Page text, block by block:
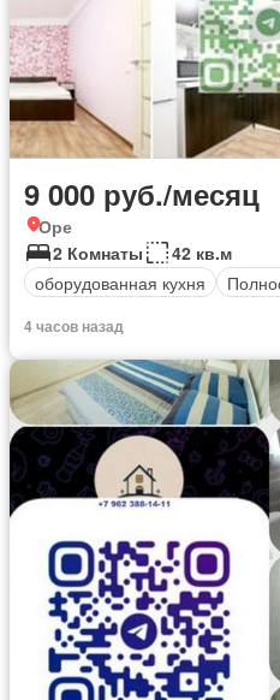
9 000 руб./месяц
Оре
2 Комнаты
42 кв.м
оборудованная кухня
4 часов назад